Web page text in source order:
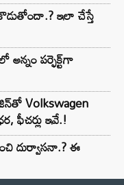
ఇలా చేస్తే
అన్నం పర్ఫెక్ట్‌గా
Volkswagen
ఫీచర్లు ఇవే.!
దుర్వాసనా.? ఈ